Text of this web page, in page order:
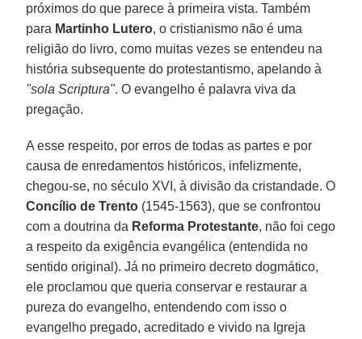
próximos do que parece à primeira vista. Também
para Martinho Lutero, o cristianismo não é uma
religião do livro, como muitas vezes se entendeu na
história subsequente do protestantismo, apelando à
"sola Scriptura". O evangelho é palavra viva da
pregação.
A esse respeito, por erros de todas as partes e por
causa de enredamentos históricos, infelizmente,
chegou-se, no século XVI, à divisão da cristandade. O
Concílio de Trento (1545-1563), que se confrontou
com a doutrina da Reforma Protestante, não foi cego
a respeito da exigência evangélica (entendida no
sentido original). Já no primeiro decreto dogmático,
ele proclamou que queria conservar e restaurar a
pureza do evangelho, entendendo com isso o
evangelho pregado, acreditado e vivido na Igreja